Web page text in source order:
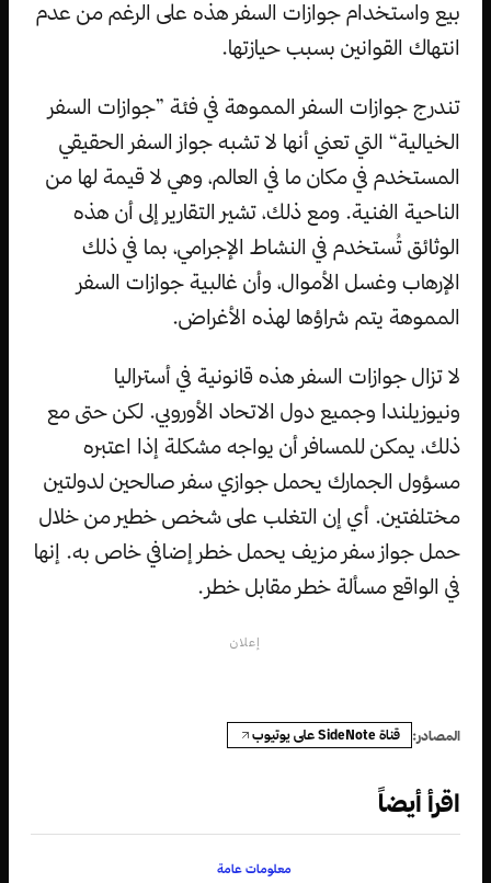
بيع واستخدام جوازات السفر هذه على الرغم من عدم
انتهاك القوانين بسبب حيازتها.
تندرج جوازات السفر المموهة في فئة ”جوازات السفر
الخيالية“ التي تعني أنها لا تشبه جواز السفر الحقيقي
المستخدم في مكان ما في العالم، وهي لا قيمة لها من
الناحية الفنية. ومع ذلك، تشير التقارير إلى أن هذه
الوثائق تُستخدم في النشاط الإجرامي، بما في ذلك
الإرهاب وغسل الأموال، وأن غالبية جوازات السفر
المموهة يتم شراؤها لهذه الأغراض.
لا تزال جوازات السفر هذه قانونية في أستراليا
ونيوزيلندا وجميع دول الاتحاد الأوروبي. لكن حتى مع
ذلك، يمكن للمسافر أن يواجه مشكلة إذا اعتبره
مسؤول الجمارك يحمل جوازي سفر صالحين لدولتين
مختلفتين. أي إن التغلب على شخص خطير من خلال
حمل جواز سفر مزيف يحمل خطر إضافي خاص به. إنها
في الواقع مسألة خطر مقابل خطر.
إعلان
المصادر: قناة SideNote على يوتيوب
اقرأ أيضاً
معلومات عامة